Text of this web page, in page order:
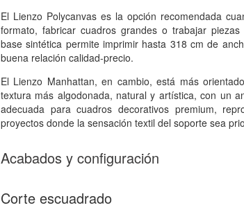
El Lienzo Polycanvas es la opción recomendada
formato, fabricar cuadros grandes o trabajar
base sintética permite imprimir hasta 318 cm de
buena relación calidad-precio.
El Lienzo Manhattan, en cambio, está más
textura más algodonada, natural y artística, con un
adecuada para cuadros decorativos premium,
proyectos donde la sensación textil del soporte sea
Acabados y configuración
Corte escuadrado